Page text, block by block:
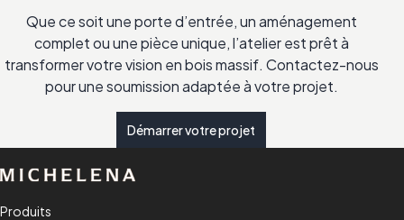
Que ce soit une porte d’entrée, un aménagement
complet ou une pièce unique, l’atelier est prêt à
transformer votre vision en bois massif. Contactez-nous
pour une soumission adaptée à votre projet.
Démarrer votre projet
Produits